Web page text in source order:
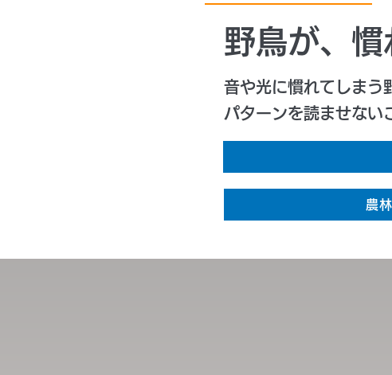
野鳥が、慣
音や光に慣れてしまう
パターンを読ませない
農